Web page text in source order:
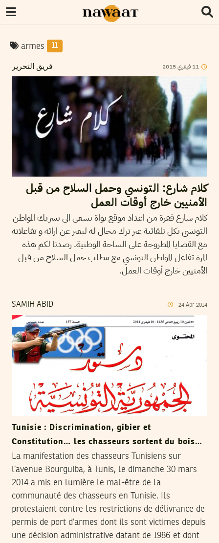
armes 11
فريق التحرير 11 فيفري 2015
كلام شارع: التونسي وحمل السلاح من قبل
الأمنيين خارج أوقات العمل
كلام شارع فقرة من اعداد موقع نواة تسعى الى تشريك المواطن
التونسي بكل تلقائية عبر ترك مجال له ليعبر عن ارائه و تفاعلاته
مع القضايا المطروحة على الساحة الوطنية. رصدنا لكم هذه
المرة تفاعل المواطن التونسي مع مطلب حمل السلاح من قبل
الأمنيين خارج أوقات العمل.
SAMIH ABID 24 Apr 2014
Tunisie : Discrimination, gibier et
Constitution… les chasseurs sortent du bois…
La manifestation des chasseurs Tunisiens sur
l’avenue Bourguiba, à Tunis, le dimanche 30 mars
2014 a mis en lumière le mal-être de la
communauté des chasseurs en Tunisie. Ils
protestaient contre les restrictions de délivrance de
permis de port d’armes dont ils sont victimes depuis
une décision administrative datant de 1986 et dont